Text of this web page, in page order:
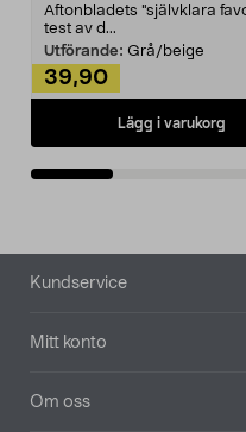
Aftonbladets "självklara
test av d...
Utförande: Grå/beige
39,90
Lägg i varukorg
Sidfot
Kundservice
Mitt konto
Om oss